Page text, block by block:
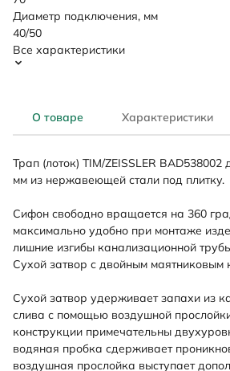
Диаметр подключения, мм
40/50
Все характеристики
О товаре Характеристики
Трап (лоток) TIM/ZEISSLER
мм из нержавеющей стали под плитку.
Сифон свободно вращается на 360
максимально удобно при монтаже
лишние изгибы канализационной
Сухой затвор с двойным маятниковым
Сухой затвор удерживает запахи из
слива с помощью воздушной
конструкции примечательны
водяная пробка сдерживает
воздушная прослойка выступает